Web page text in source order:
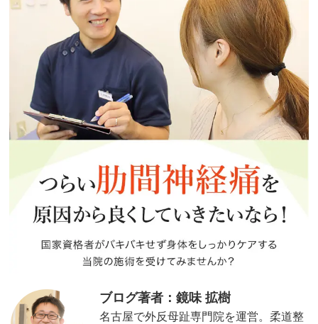
ブログ著者：鏡味 拡樹
名古屋で外反母趾専門院を運営。柔道整